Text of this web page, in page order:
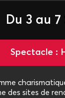
Du 3 au
Spectacle :
des sites de